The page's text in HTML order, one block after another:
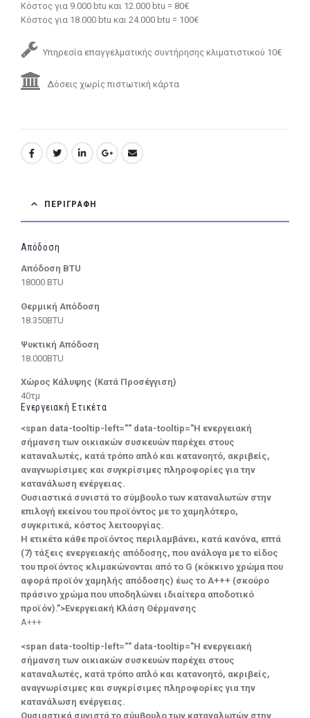
Κόστος για 9.000 btu και 12.000 btu = 80€
Κόστος για 18.000 btu και 24.000 btu = 100€
Υπηρεσία επαγγελματικής συντήρησης κλιματιστικού 10€
Δόσεις χωρίς πιστωτική κάρτα
ΠΕΡΙΓΡΑΦΉ
Απόδοση
Απόδοση BTU
18000 BTU
Θερμική Απόδοση
18.350BTU
Ψυκτική Απόδοση
18.000BTU
Χώρος Κάλυψης (Κατά Προσέγγιση)
40τμ
Ενεργειακή Ετικέτα
<span data-tooltip-left="" data-tooltip="Η ενεργειακή
σήμανση των οικιακών συσκευών παρέχει στους
καταναλωτές, κατά τρόπο απλό και κατανοητό, ακριβείς,
αναγνωρίσιμες και συγκρίσιμες πληροφορίες για την
κατανάλωση ενέργειας.
Ουσιαστικά συνιστά το σύμβουλο των καταναλωτών στην
επιλογή εκείνου του προϊόντος με το χαμηλότερο,
συγκριτικά, κόστος λειτουργίας.
Η ετικέτα κάθε προϊόντος περιλαμβάνει, κατά κανόνα, επτά
(7) τάξεις ενεργειακής απόδοσης, που ανάλογα με το είδος
του προϊόντος κλιμακώνονται από το G (κόκκινο χρώμα που
αφορά προϊόν χαμηλής απόδοσης) έως το Α+++ (σκούρο
πράσινο χρώμα που υποδηλώνει ιδιαίτερα αποδοτικό
προϊόν).”>Ενεργειακή Κλάση Θέρμανσης
A+++
<span data-tooltip-left="" data-tooltip="Η ενεργειακή
σήμανση των οικιακών συσκευών παρέχει στους
καταναλωτές, κατά τρόπο απλό και κατανοητό, ακριβείς,
αναγνωρίσιμες και συγκρίσιμες πληροφορίες για την
κατανάλωση ενέργειας.
Ουσιαστικά συνιστά το σύμβουλο των καταναλωτών στην